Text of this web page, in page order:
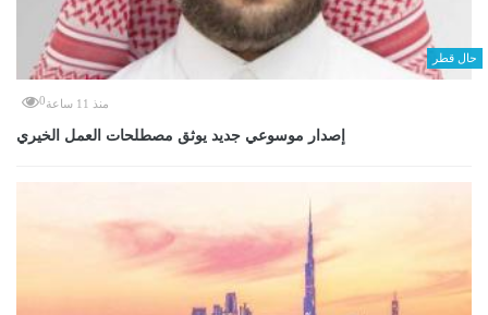
حال قطر
منذ 11 ساعة 0
إصدار موسوعي جديد يوثق مصطلحات العمل الخيري